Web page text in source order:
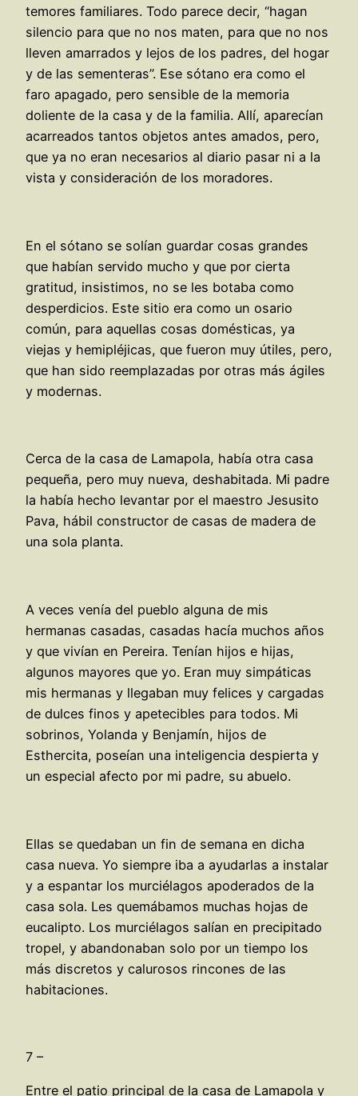
temores familiares. Todo parece decir, “hagan
silencio para que no nos maten, para que no nos
lleven amarrados y lejos de los padres, del hogar
y de las sementeras”. Ese sótano era como el
faro apagado, pero sensible de la memoria
doliente de la casa y de la familia. Allí, aparecían
acarreados tantos objetos antes amados, pero,
que ya no eran necesarios al diario pasar ni a la
vista y consideración de los moradores.
En el sótano se solían guardar cosas grandes
que habían servido mucho y que por cierta
gratitud, insistimos, no se les botaba como
desperdicios. Este sitio era como un osario
común, para aquellas cosas domésticas, ya
viejas y hemipléjicas, que fueron muy útiles, pero,
que han sido reemplazadas por otras más ágiles
y modernas.
Cerca de la casa de Lamapola, había otra casa
pequeña, pero muy nueva, deshabitada. Mi padre
la había hecho levantar por el maestro Jesusito
Pava, hábil constructor de casas de madera de
una sola planta.
A veces venía del pueblo alguna de mis
hermanas casadas, casadas hacía muchos años
y que vivían en Pereira. Tenían hijos e hijas,
algunos mayores que yo. Eran muy simpáticas
mis hermanas y llegaban muy felices y cargadas
de dulces finos y apetecibles para todos. Mi
sobrinos, Yolanda y Benjamín, hijos de
Esthercita, poseían una inteligencia despierta y
un especial afecto por mi padre, su abuelo.
Ellas se quedaban un fin de semana en dicha
casa nueva. Yo siempre iba a ayudarlas a instalar
y a espantar los murciélagos apoderados de la
casa sola. Les quemábamos muchas hojas de
eucalipto. Los murciélagos salían en precipitado
tropel, y abandonaban solo por un tiempo los
más discretos y calurosos rincones de las
habitaciones.
7 –
Entre el patio principal de la casa de Lamapola y